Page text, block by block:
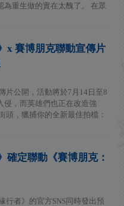
重生做的實在太醜了。 在眾
x 賽博朋克聯動宣傳片
片公開，活動將於7月14日至8
侵，而英雄們也正在改造強
頭，獵捕你的全新最佳拍檔：
確定聯動《賽博朋克：
行者》的官方SNS同時發出預